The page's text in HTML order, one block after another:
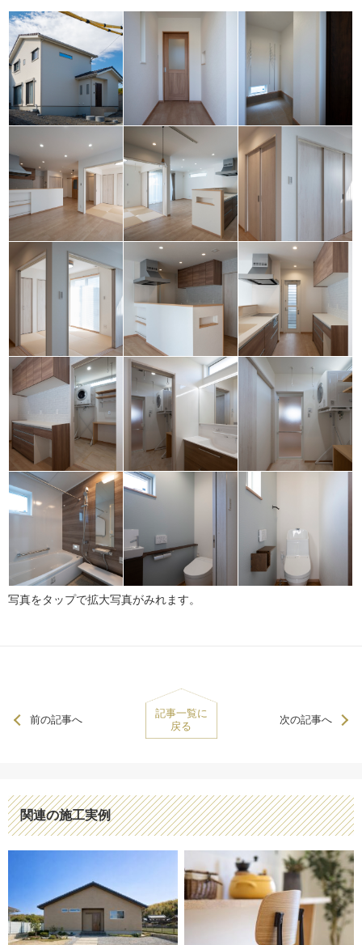
写真をタップで拡大写真がみれます。
前の記事へ
記事一覧に
戻る
次の記事へ
関連の施工実例